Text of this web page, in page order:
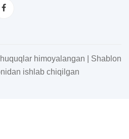
himoyalangan | Shablon
ishlab chiqilgan